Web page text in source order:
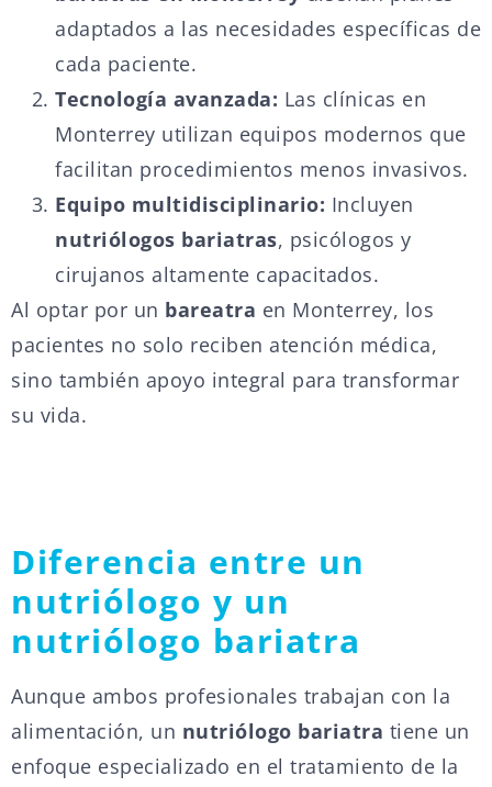
adaptados a las necesidades específicas de
cada paciente.
Tecnología avanzada: Las clínicas en
Monterrey utilizan equipos modernos que
facilitan procedimientos menos invasivos.
Equipo multidisciplinario: Incluyen
nutriólogos bariatras, psicólogos y
cirujanos altamente capacitados.
Al optar por un bareatra en Monterrey, los
pacientes no solo reciben atención médica,
sino también apoyo integral para transformar
su vida.
Diferencia entre un
nutriólogo y un
nutriólogo bariatra
Aunque ambos profesionales trabajan con la
alimentación, un nutriólogo bariatra tiene un
enfoque especializado en el tratamiento de la